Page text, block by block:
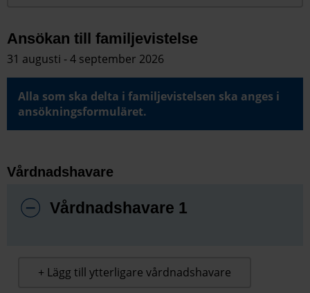
Ansökan till familjevistelse
31 augusti - 4 september 2026
Alla som ska delta i familjevistelsen ska anges i
ansökningsformuläret.
Vårdnadshavare
Vårdnadshavare 1
+ Lägg till ytterligare vårdnadshavare